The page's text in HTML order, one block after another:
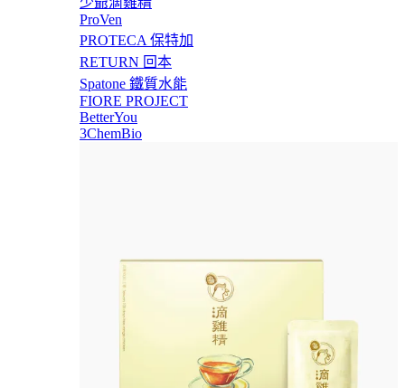
ProVen
PROTECA 保特加
RETURN 回本
Spatone 鐵質水能
FIORE PROJECT
BetterYou
3ChemBio